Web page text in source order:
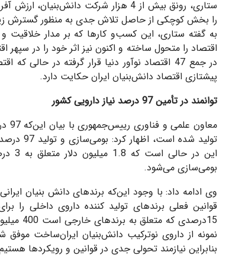
را بخش کوچکی از حاصل تلاش جدی به منظور گسترش
به گفته ستاری، این کسب‌و کارها که بر مدار
در جمع 47 اقتصاد نوآور دنیا قرار گرفته در
پیشتازی اقتصاد دانش‌بنیان ایران حکایت دارد.
توانمند در تأمین 97 درصد نیاز دارویی کشور
بومی‌سازی می‌شود.
وی ادامه داد: با وجود این‌که برندهای دانش‌ بنیان
بنابراین نیازمند تحولی جدی در قوانین و رویکردها